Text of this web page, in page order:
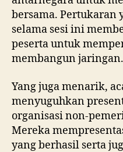
bersama. Pertukaran
selama sesi ini
peserta untuk
membangun jaringan.
Yang juga menarik,
menyuguhkan
organisasi non-
Mereka
yang berhasil serta